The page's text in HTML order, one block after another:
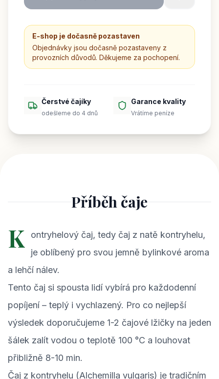
E-shop je dočasně pozastaven
Objednávky jsou dočasně pozastaveny z
provozních důvodů. Děkujeme za pochopení.
Čerstvé čajíky
odešleme do 4 dnů
Garance kvality
Vrátíme peníze
Příběh čaje
K
ontryhelový čaj, tedy čaj z natě kontryhelu,
je oblíbený pro svou jemně bylinkové aroma
a lehčí nálev.
Tento čaj si spousta lidí vybírá pro každodenní
popíjení – teplý i vychlazený. Pro co nejlepší
výsledek doporučujeme 1-2 čajové lžičky na jeden
šálek zalít vodou o teplotě 100 °C a louhovat
přibližně 8-10 min.
Čaj z kontryhelu (Alchemilla vulgaris) je tradičním